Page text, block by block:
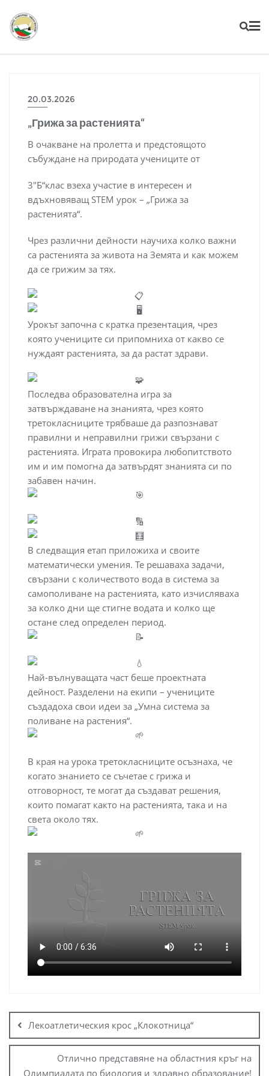
20.03.2026
„Грижа за растенията“
В очакване на пролетта и предстоящото
събуждане на природата учениците от
3″Б“клас взеха участие в интересен и
вдъхновяващ STEМ урок – „Грижа за
растенията“.
Чрез различни дейности научиха колко важни
са растенията за живота на Земята и как можем
да се грижим за тях.
Урокът започна с кратка презентация, чрез
която учениците си припомниха от какво се
нуждаят растенията, за да растат здрави.
Последва образователна игра за
затвърждаване на знанията, чрез която
третокласниците трябваше да разпознават
правилни и неправилни грижи свързани с
растенията. Играта провокира любопитството
им и им помогна да затвърдят знанията си по
забавен начин.
В следващия етап приложиха и своите
математически умения. Те решаваха задачи,
свързани с количеството вода в система за
самополиване на растенията, като изчисляваха
за колко дни ще стигне водата и колко ще
остане след определен период.
Най-вълнуващата част беше проектната
дейност. Разделени на екипи – учениците
създадоха свои идеи за „Умна система за
поливане на растения“.
В края на урока третокласниците осъзнаха, че
когато знанието се съчетае с грижа и
отговорност, те могат да създават решения,
които помагат както на растенията, така и на
света около тях.
Лекоатлетическия крос „Клокотница“
Отлично представяне на областния кръг на
Олимпиадата по биология и здравно образование!